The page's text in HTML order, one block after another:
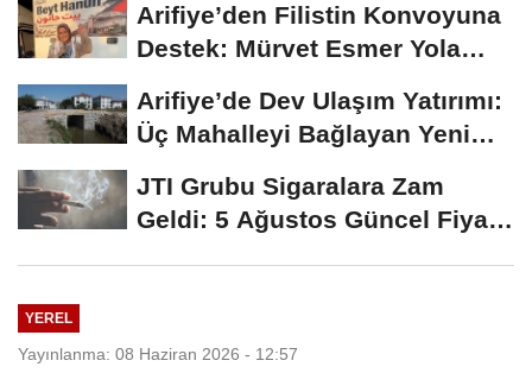
Arifiye’den Filistin Konvoyuna
Destek: Mürvet Esmer Yola
Arifiye’de Dev Ulaşım Yatırımı:
Üç Mahalleyi Bağlayan Yeni
JTI Grubu Sigaralara Zam
Geldi: 5 Ağustos Güncel Fiyat
YEREL
Yayınlanma: 08 Haziran 2026 - 12:57